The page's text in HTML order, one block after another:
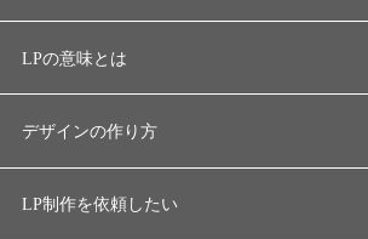
LPの意味とは
デザインの作り方
LP制作を依頼したい